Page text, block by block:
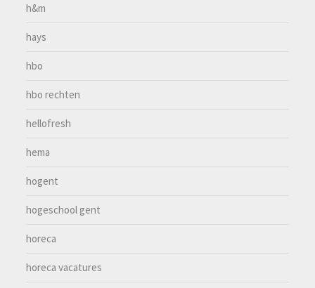
h&m
hays
hbo
hbo rechten
hellofresh
hema
hogent
hogeschool gent
horeca
horeca vacatures